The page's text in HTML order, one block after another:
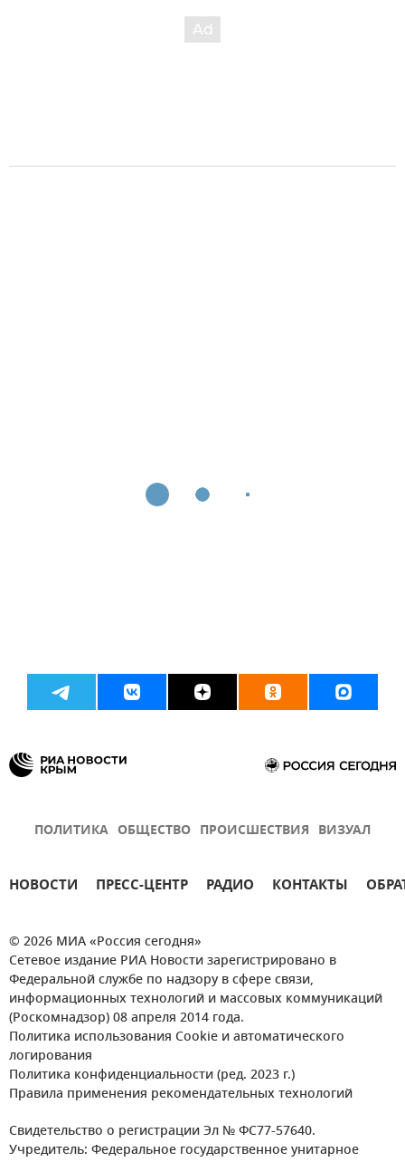
ПОЛИТИКА ОБЩЕСТВО ПРОИСШЕСТВИЯ ВИЗУАЛ
НОВОСТИ ПРЕСС-ЦЕНТР РАДИО КОНТАКТЫ
© 2026 МИА «Россия сегодня»
Сетевое издание РИА Новости зарегистрировано в
Федеральной службе по надзору в сфере связи,
информационных технологий и массовых коммуникаций
(Роскомнадзор) 08 апреля 2014 года.
Политика использования Cookie и автоматического
логирования
Политика конфиденциальности (ред. 2023 г.)
Правила применения рекомендательных технологий
Свидетельство о регистрации Эл № ФС77-57640.
Учредитель: Федеральное государственное унитарное